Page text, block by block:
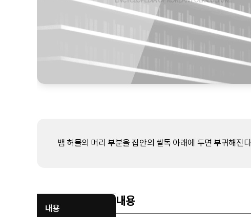
뱀 허물의 머리 부분을 집안의 쌀독 아래에 두면 부귀해진
내용
내용